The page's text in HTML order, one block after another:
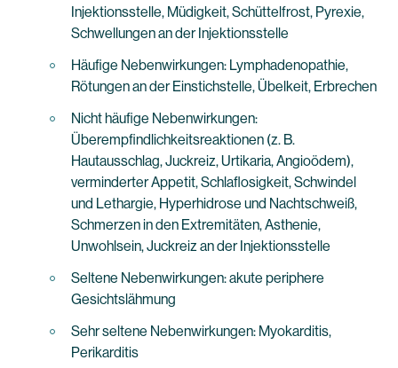
Injektionsstelle, Müdigkeit, Schüttelfrost, Pyrexie,
Schwellungen an der Injektionsstelle
Häufige Nebenwirkungen: Lymphadenopathie,
Rötungen an der Einstichstelle, Übelkeit, Erbrechen
Nicht häufige Nebenwirkungen:
Überempfindlichkeitsreaktionen (z. B.
Hautausschlag, Juckreiz, Urtikaria, Angioödem),
verminderter Appetit, Schlaflosigkeit, Schwindel
und Lethargie, Hyperhidrose und Nachtschweiß,
Schmerzen in den Extremitäten, Asthenie,
Unwohlsein, Juckreiz an der Injektionsstelle
Seltene Nebenwirkungen: akute periphere
Gesichtslähmung
Sehr seltene Nebenwirkungen: Myokarditis,
Perikarditis